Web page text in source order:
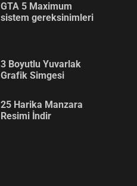
GTA 5 Maximum
sistem gereksinimleri
3 Boyutlu Yuvarlak
Grafik Simgesi
25 Harika Manzara
Resimi İndir